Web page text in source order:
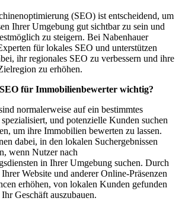
(SEO) ist entscheidend, um
Ihrer Umgebung gut sichtbar zu sein und
zu steigern. Bei Nabenhauer
für lokales SEO und unterstützen
ihr regionales SEO zu verbessern und ihre
zu erhöhen.
für Immobilienbewerter wichtig?
normalerweise auf ein bestimmtes
und potenzielle Kunden suchen
um ihre Immobilien bewerten zu lassen.
dabei, in den lokalen Suchergebnissen
wenn Nutzer nach
in Ihrer Umgebung suchen. Durch
Website und anderer Online-Präsenzen
erhöhen, von lokalen Kunden gefunden
Geschäft auszubauen.